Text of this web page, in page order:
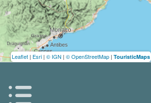
Leaflet | Esri | © IGN | © OpenStreetMap | TouristicMaps